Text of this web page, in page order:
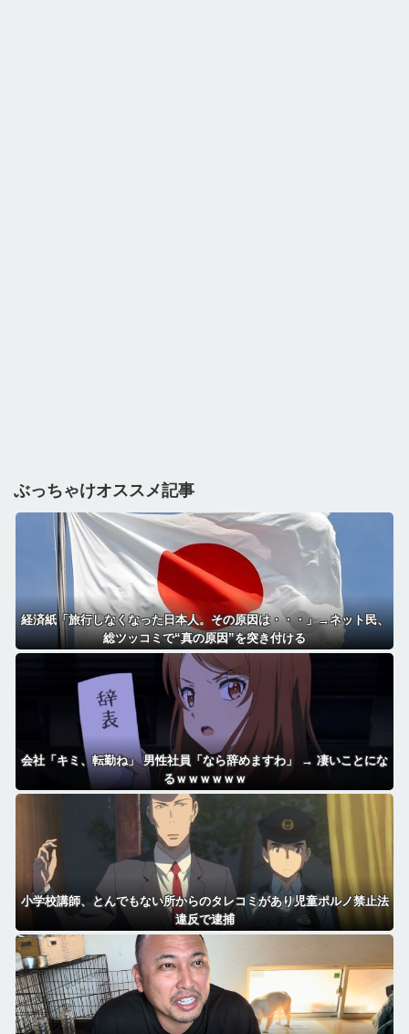
ぶっちゃけオススメ記事
経済紙「旅行しなくなった日本人。その原因は・・・」→ネット民、
総ツッコミで“真の原因”を突き付ける
会社「キミ、転勤ね」 男性社員「なら辞めますわ」 → 凄いことにな
るｗｗｗｗｗｗ
小学校講師、とんでもない所からのタレコミがあり児童ポルノ禁止法
違反で逮捕